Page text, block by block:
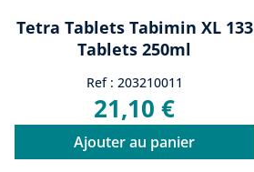
Tetra Tablets Tabimin XL 133
Tablets 250ml
Ref : 203210011
21,10 €
Ajouter au panier